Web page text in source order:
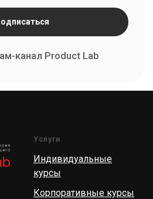
Услуги
Индивидуальные
курсы
Корпоративные курсы